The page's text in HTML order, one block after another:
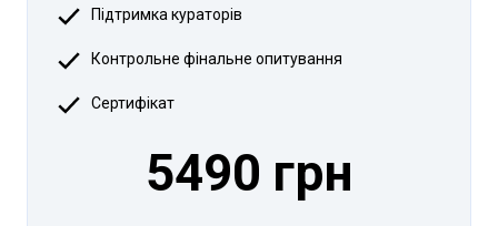
Підтримка кураторів
Контрольне фінальне опитування
Сертифікат
5490 грн